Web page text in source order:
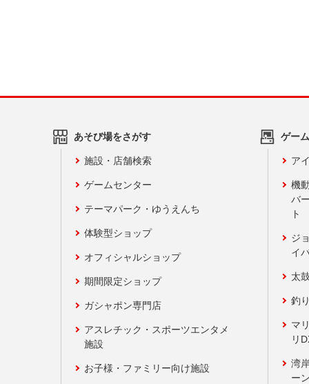
あそび場をさがす
施設・店舗検索
ゲームセンター
テーマパーク・ゆうえんち
体験型ショップ
オフィシャルショップ
期間限定ショップ
ガシャポン専門店
アスレチック・スポーツエンタメ
施設
お子様・ファミリー向け施設
ゲー
ア
機
バ
ト
ジ
イ
太
釣
マ
リ
湾
ー